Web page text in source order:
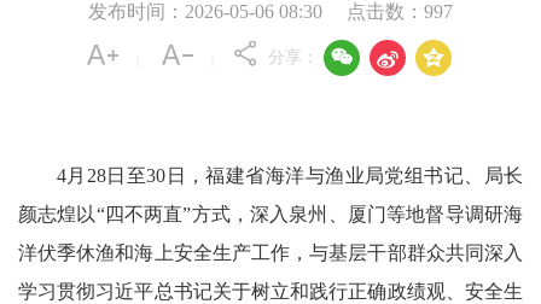
发布时间：2026-05-06 08:30
点击数： 997
分享：   
4月28日至30日，福建省海洋与渔业局党组书记、局长
颜志煌以“四不两直”方式，深入泉州、厦门等地督导调研海
洋伏季休渔和海上安全生产工作，与基层干部群众共同深入
学习贯彻习近平总书记关于树立和践行正确政绩观、安全生